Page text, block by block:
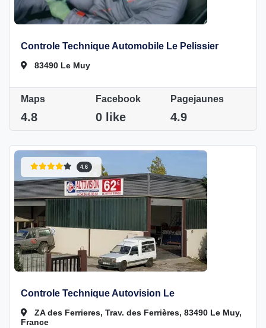
Controle Technique Automobile Le Pelissier
83490 Le Muy
Maps
4.8
Facebook
0 like
Pagejaunes
4.9
4.6
Controle Technique Autovision Le
ZA des Ferrieres, Trav. des Ferrières, 83490 Le Muy,
France